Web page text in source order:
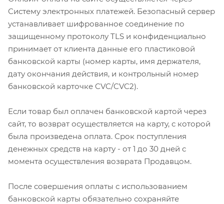
Системy электронных платежей. Безопасный сервер
устанавливает шифрованное соединение по
защищенному протоколу TLS и конфиденциально
принимает от клиента данные его пластиковой
банковской карты (номер карты, имя держателя,
дату окончания действия, и контрольный номер
банковской карточке CVC/CVC2).
Если товар был оплачен банковской картой через
сайт, то возврат осуществляется на карту, с которой
была произведена оплата. Срок поступления
денежных средств на карту - от 1 до 30 дней с
момента осуществления возврата Продавцом.
После совершения оплаты с использованием
банковской карты обязательно сохраняйте